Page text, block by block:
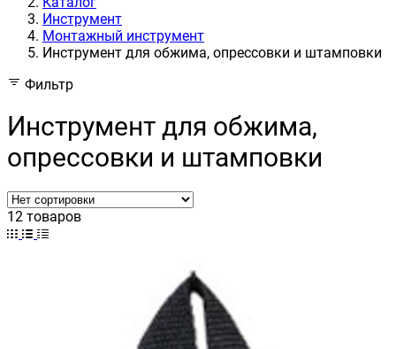
Инструмент
Монтажный инструмент
Инструмент для обжима, опрессовки и штамповки
Фильтр
Инструмент для обжима,
опрессовки и штамповки
12 товаров